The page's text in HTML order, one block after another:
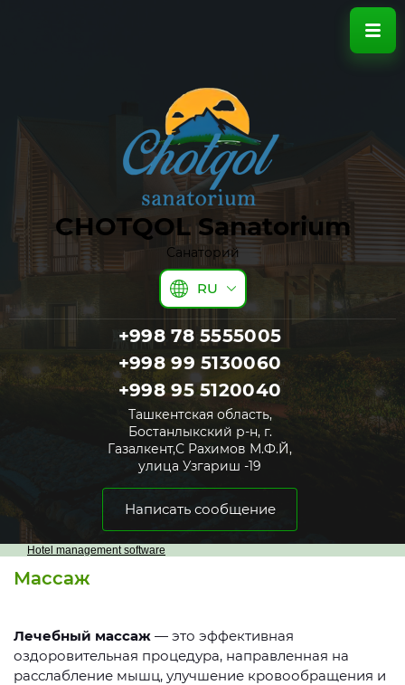
CHOTQOL Sanatorium
Санаторий
RU
+998 78 5555005
+998 99 5130060
+998 95 5120040
Ташкентская область,
Бостанлыкский р-н, г.
Газалкент,С Рахимов М.Ф.Й,
улица Узгариш -19
Написать сообщение
Hotel management software
Массаж
Лечебный массаж — это эффективная
оздоровительная процедура, направленная на
расслабление мышц, улучшение кровообращения и